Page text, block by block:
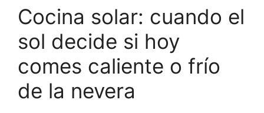
Cocina solar: cuando el
sol decide si hoy
comes caliente o frío
de la nevera